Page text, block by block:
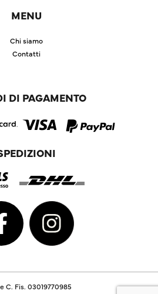
MENU
Chi siamo
Contatti
DI PAGAMENTO
C. Fis. 03019770985